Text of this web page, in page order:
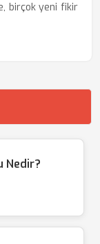
birçok yeni fikir
Nedir?